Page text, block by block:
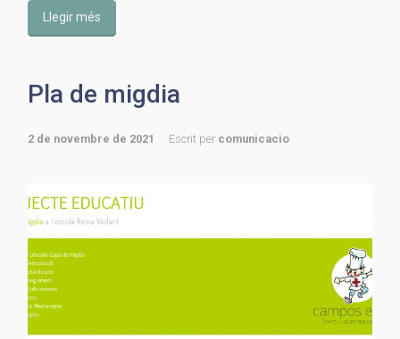
Llegir més
Pla de migdia
2 de novembre de 2021 Escrit per comunicacio